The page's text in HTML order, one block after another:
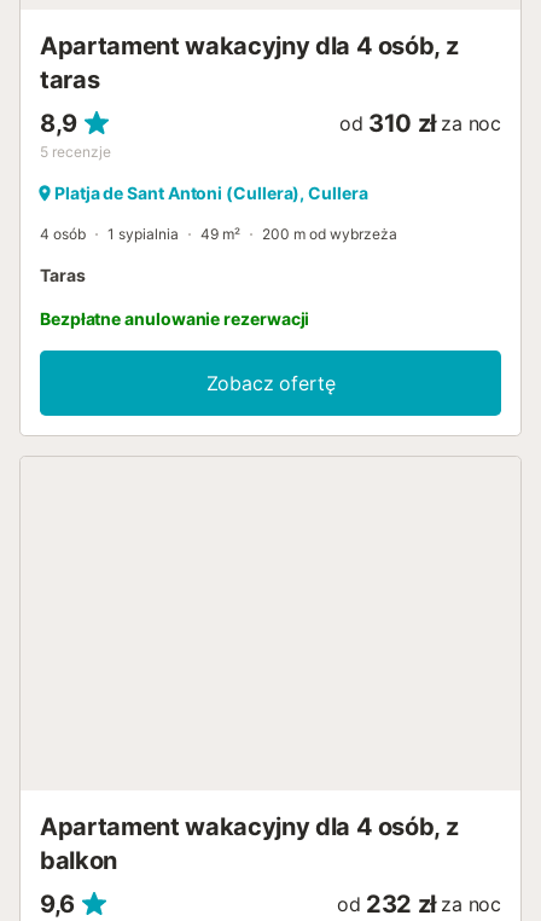
Apartament wakacyjny dla 4 osób, z
taras
8,9
5 recenzje
od 310 zł za noc
Platja de Sant Antoni (Cullera), Cullera
4 osób 1 sypialnia 49 m² 200 m od wybrzeża
Taras
Bezpłatne anulowanie rezerwacji
Zobacz ofertę
Apartament wakacyjny dla 4 osób, z
balkon
9,6
od 232 zł za noc